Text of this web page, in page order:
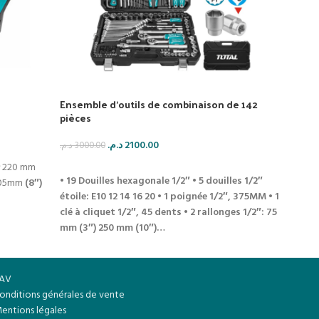
220 mm
(8″)
Ensemble d’outils de combinaison de 142
pièces
3000.00د.م. 2100.00د.م.
• 19 Douilles hexagonale 1/2″• 5 douilles 1/2″
étoile: E10 12 14 16 20• 1 poignée 1/2″, 375MM• 1
clé à cliquet 1/2″, 45 dents • 2 rallonges 1/2″: 75
mm (3″) 250 mm (10″)…
générales de vente
légales